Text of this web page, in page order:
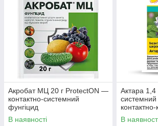
З сертифікатами
—
перевіреними
За найкращими цінами —
виробників, тому і ціни у
Правильно підібрана—
консультанти мають 17-
Акробат МЦ 20 г ProtectON —
контактно-системний
фунгіцид
В наявності
Актара
системний
контактно-
В